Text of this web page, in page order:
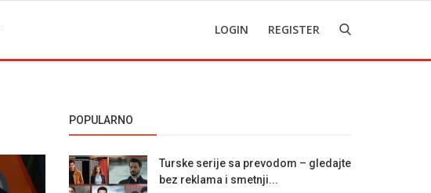
LOGIN REGISTER
POPULARNO
Turske serije sa prevodom – gledajte
bez reklama i smetnji...